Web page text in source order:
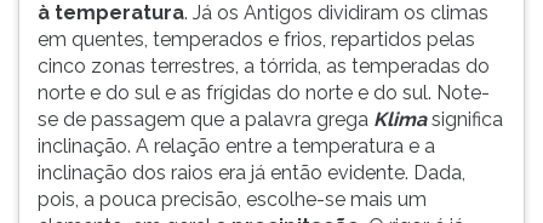
à temperatura. Já os Antigos dividiram os climas
em quentes, temperados e frios, repartidos pelas
cinco zonas terrestres, a tórrida, as temperadas do
norte e do sul e as frígidas do norte e do sul. Note-
se de passagem que a palavra grega Klimasignifica
inclinação. A relação entre a temperatura e a
inclinação dos raios era já então evidente. Dada,
pois, a pouca precisão, escolhe-se mais um